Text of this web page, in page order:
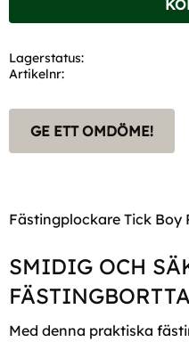
Lagerstatus
Artikelnr
GE ETT OMDÖME!
Fästingplockare Tick Boy
SMIDIG OCH
Med denna praktiska